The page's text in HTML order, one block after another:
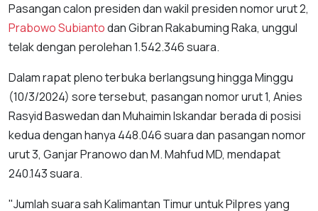
Pasangan calon presiden dan wakil presiden nomor urut 2,
Prabowo Subiantodan Gibran Rakabuming Raka, unggul
telak dengan perolehan 1.542.346 suara.
Dalam rapat pleno terbuka berlangsung hingga Minggu
(10/3/2024) sore tersebut, pasangan nomor urut 1, Anies
Rasyid Baswedan dan Muhaimin Iskandar berada di posisi
kedua dengan hanya 448.046 suara dan pasangan nomor
urut 3, Ganjar Pranowo dan M. Mahfud MD, mendapat
240.143 suara.
"Jumlah suara sah Kalimantan Timur untuk Pilpres yang